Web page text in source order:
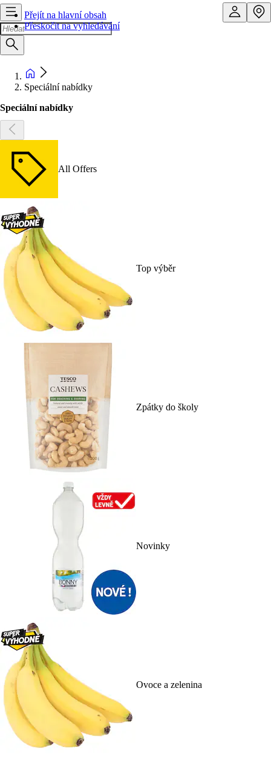
Přejít na hlavní obsah
Přeskočit na vyhledávání
Speciální nabídky
Speciální nabídky
All Offers
Top výběr
Zpátky do školy
Novinky
Ovoce a zelenina